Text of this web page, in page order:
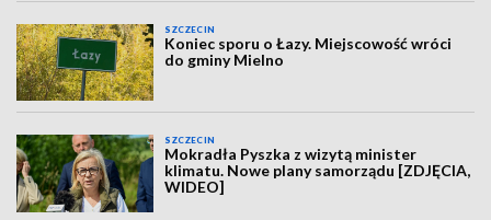
SZCZECIN
Koniec sporu o Łazy. Miejscowość wróci
do gminy Mielno
SZCZECIN
Mokradła Pyszka z wizytą minister
klimatu. Nowe plany samorządu [ZDJĘCIA,
WIDEO]